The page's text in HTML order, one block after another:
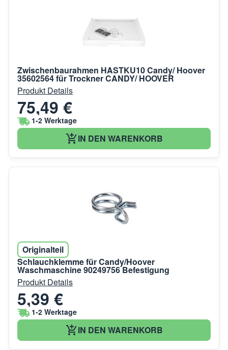
Zwischenbaurahmen HASTKU10 Candy/ Hoover
35602564 für Trockner CANDY/ HOOVER
Produkt Details
75,49 €
1-2 Werktage
IN DEN WARENKORB
Originalteil
Schlauchklemme für Candy/Hoover
Waschmaschine 90249756 Befestigung
Produkt Details
5,39 €
1-2 Werktage
IN DEN WARENKORB